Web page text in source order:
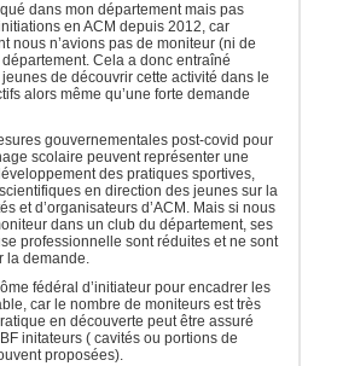
dans mon département mais pas
en ACM depuis 2012, car
nous n’avions pas de moniteur (ni de
Cela a donc entraîné
jeunes de découvrir cette activité dans le
alors même qu’une forte demande
gouvernementales post-covid pour
scolaire peuvent représenter une
des pratiques sportives,
en direction des jeunes sur la
et d’organisateurs d’ACM. Mais si nous
dans un club du département, ses
professionnelle sont réduites et ne sont
la demande.
fédéral d’initiateur pour encadrer les
car le nombre de moniteurs est très
en découverte peut être assuré
initateurs ( cavités ou portions de
proposées).